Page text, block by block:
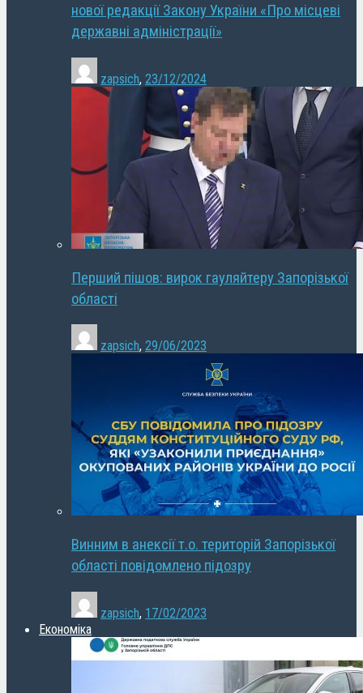
нової редакції Закону України «Про місцеві
державні адміністрації»
zapsich, 23/12/2024
Перший пішов: вирок гауляйтеру Запорізької
області
zapsich, 29/06/2023
Винним в анексії т.о. територій Запорізької
області повідомлено підозру
zapsich, 17/02/2023
Економіка